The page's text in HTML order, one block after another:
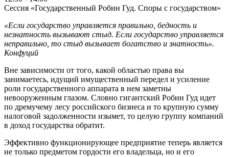
Сессия «Государственный Робин Гуд. Споры с государством»
«Если государство управляется правильно, бедность и
незнатность вызывают стыд. Если государство управляется
неправильно, то стыд вызывает богатство и знатность».
Конфуций
Вне зависимости от того, какой областью права вы
занимаетесь, идущий имущественный передел и усиление
роли государственного аппарата в нем заметны
невооруженным глазом. Словно гигантский Робин Гуд идет
по дремучему лесу российского бизнеса и то крупную сумму
налоговой задолженности изымет, то целую группу компаний
в доход государства обратит.
Эффективно функционирующее предприятие теперь является
не только предметом гордости его владельца, но и его